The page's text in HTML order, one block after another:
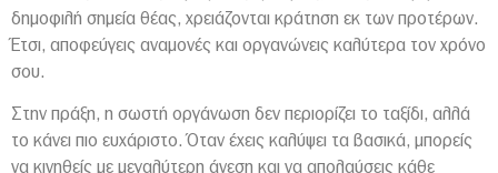
δημοφιλή σημεία θέας, χρειάζονται κράτηση εκ των προτέρων.
Έτσι, αποφεύγεις αναμονές και οργανώνεις καλύτερα τον χρόνο
σου.
Στην πράξη, η σωστή οργάνωση δεν περιορίζει το ταξίδι, αλλά
το κάνει πιο ευχάριστο. Όταν έχεις καλύψει τα βασικά, μπορείς
να κινηθείς με μεγαλύτερη άνεση και να απολαύσεις κάθε